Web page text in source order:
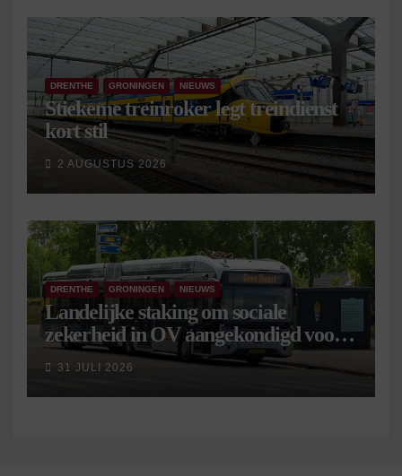
DRENTHE GRONINGEN NIEUWS
Stiekeme treinroker legt treindienst
kort stil
2 AUGUSTUS 2026
DRENTHE GRONINGEN NIEUWS
Landelijke staking om sociale
zekerheid in OV aangekondigd voor 9
september
31 JULI 2026